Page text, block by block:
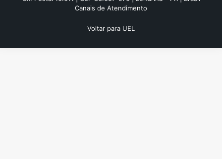
Canais de Atendimento
Voltar para UEL